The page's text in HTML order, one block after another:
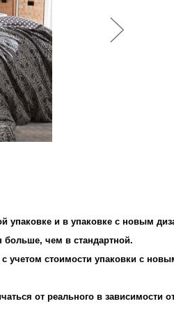
упаковке и в упаковке с новым
больше, чем в стандартной.
учетом стоимости упаковки с
от реального в зависимости